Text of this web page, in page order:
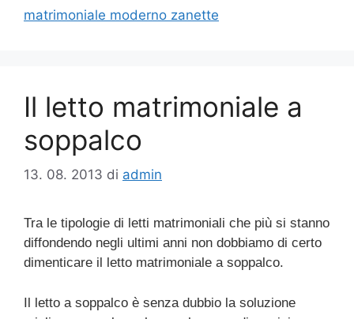
matrimoniale moderno zanette
Il letto matrimoniale a
soppalco
13. 08. 2013 di admin
Tra le tipologie di letti matrimoniali che più si stanno
diffondendo negli ultimi anni non dobbiamo di certo
dimenticare il letto matrimoniale a soppalco.
Il letto a soppalco è senza dubbio la soluzione